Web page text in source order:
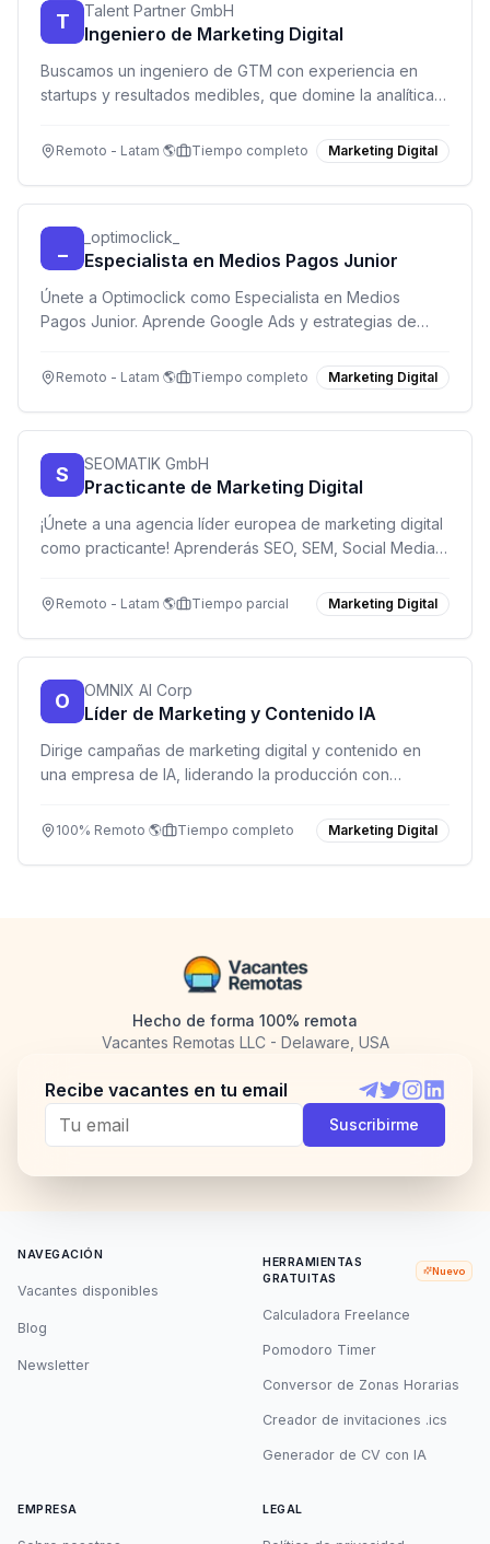
T Talent Partner GmbH
Ingeniero de Marketing Digital
Buscamos un ingeniero de GTM con experiencia en
startups y resultados medibles, que domine la analítica y
Remoto - Latam 🌎 Tiempo completo Marketing Digital
_optimoclick_
Especialista en Medios Pagos Junior
Únete a Optimoclick como Especialista en Medios
Pagos Junior. Aprende Google Ads y estrategias de
crecimiento.
Remoto - Latam 🌎 Tiempo completo Marketing Digital
S SEOMATIK GmbH
Practicante de Marketing Digital
¡Únete a una agencia líder europea de marketing digital
como practicante! Aprenderás SEO, SEM, Social Media y
Remoto - Latam 🌎 Tiempo parcial Marketing Digital
O OMNIX AI Corp
Líder de Marketing y Contenido IA
Dirige campañas de marketing digital y contenido en
una empresa de IA, liderando la producción con
100% Remoto 🌎 Tiempo completo Marketing Digital
Hecho de forma 100% remota
Vacantes Remotas LLC - Delaware, USA
Recibe vacantes en tu email
Telegram
TwitterInstagram
Suscribirme
NAVEGACIÓN
Vacantes disponibles
Blog
Newsletter
HERRAMIENTAS
GRATUITAS
Nuevo
Calculadora Freelance
Pomodoro Timer
Conversor de Zonas Horarias
Creador de invitaciones .ics
Generador de CV con IA
EMPRESA LEGAL